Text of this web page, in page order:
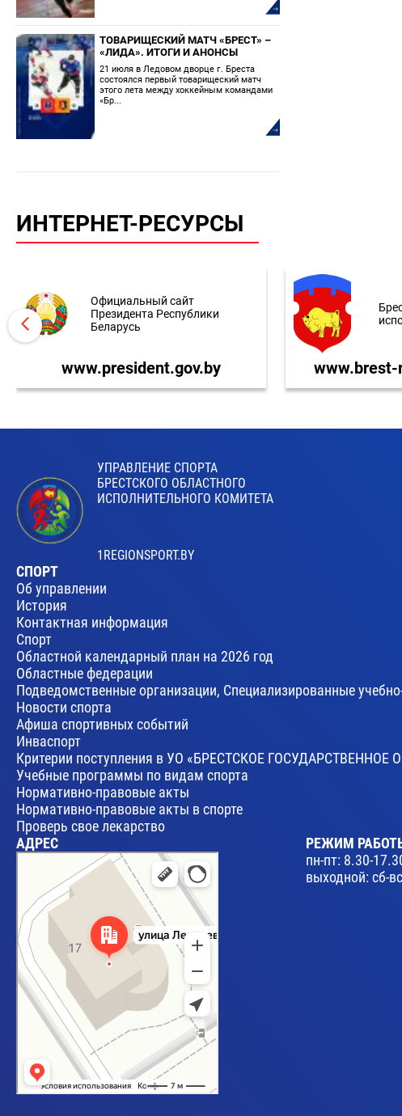
ТОВАРИЩЕСКИЙ МАТЧ «БРЕСТ» –
«ЛИДА». ИТОГИ И АНОНСЫ
21 июля в Ледовом дворце г. Бреста
состоялся первый товарищеский матч
этого лета между хоккейным командами
«Бр...
ИНТЕРНЕТ-РЕСУРСЫ
Официальный сайт
Президента Республики
Беларусь
www.president.gov.by www.brest-
УПРАВЛЕНИЕ СПОРТА
БРЕСТСКОГО ОБЛАСТНОГО
ИСПОЛНИТЕЛЬНОГО КОМИТЕТА
1REGIONSPORT.BY
СПОРТ
Об управлении
История
Контактная информация
Спорт
Областной календарный план на 2026 год
Областные федерации
Подведомственные организации, Специализированные
Новости спорта
Афиша спортивных событий
Инваспорт
Критерии поступления в УО «БРЕСТСКОЕ
Учебные программы по видам спорта
Нормативно-правовые акты
Нормативно-правовые акты в спорте
Проверь свое лекарство
АДРЕС
Брест
Улица Леваневского, 17 — Яндекс Карты
РЕЖИМ
пн-пт: 8.30-
выходной: сб-вс